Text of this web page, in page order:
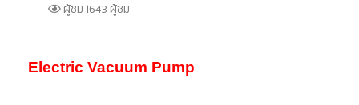
ผู้ชม 1643 ผู้ชม
Electric Vacuum Pump